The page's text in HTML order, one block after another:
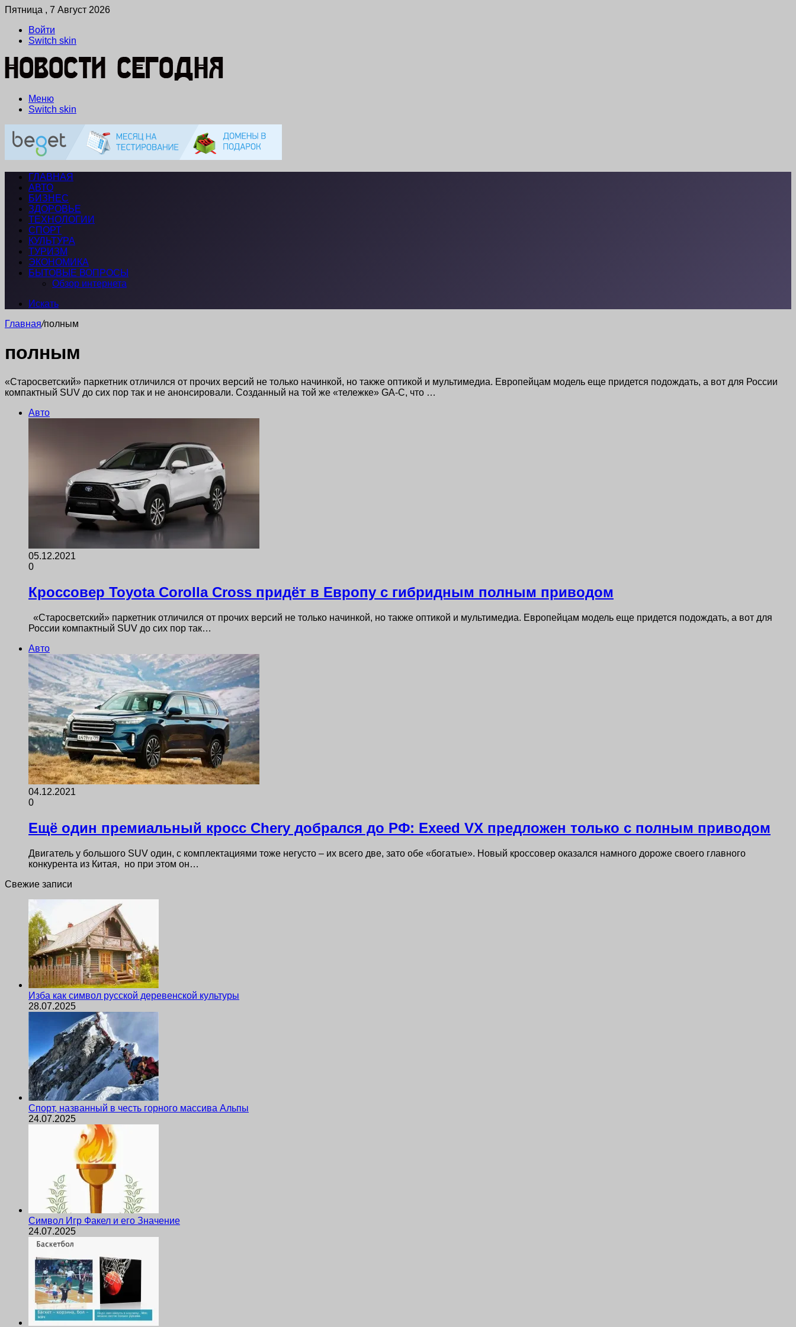
Пятница , 7 Август 2026
Войти
Switch skin
Меню
Switch skin
ГЛАВНАЯ
АВТО
БИЗНЕС
ЗДОРОВЬЕ
ТЕХНОЛОГИИ
СПОРТ
КУЛЬТУРА
ТУРИЗМ
ЭКОНОМИКА
БЫТОВЫЕ ВОПРОСЫ
Обзор интернета
Искать
Главная/полным
полным
«Старосветский» паркетник отличился от прочих версий не только начинкой, но также оптикой и мультимедиа. Европейцам модель еще придется подождать, а вот для России
компактный SUV до сих пор так и не анонсировали. Созданный на той же «тележке» GA-C, что …
Авто
05.12.2021
0
Кроссовер Toyota Corolla Cross придёт в Европу с гибридным полным приводом
«Старосветский» паркетник отличился от прочих версий не только начинкой, но также оптикой и мультимедиа. Европейцам модель еще придется подождать, а вот для
России компактный SUV до сих пор так…
Авто
04.12.2021
0
Ещё один премиальный кросс Chery добрался до РФ: Exeed VX предложен только с полным приводом
Двигатель у большого SUV один, с комплектациями тоже негусто – их всего две, зато обе «богатые». Новый кроссовер оказался намного дороже своего главного
конкурента из Китая, но при этом он…
Свежие записи
Изба как символ русской деревенской культуры
28.07.2025
Спорт, названный в честь горного массива Альпы
24.07.2025
Символ Игр Факел и его Значение
24.07.2025